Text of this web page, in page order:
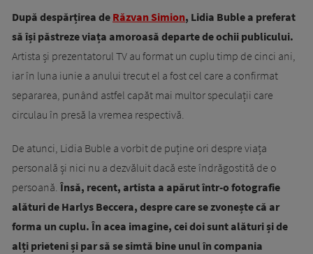
După despărțirea de Răzvan Simion, Lidia Buble a preferat
să își păstreze viața amoroasă departe de ochii publicului.
Artista și prezentatorul TV au format un cuplu timp de cinci ani,
iar în luna iunie a anului trecut el a fost cel care a confirmat
separarea, punând astfel capăt mai multor speculații care
circulau în presă la vremea respectivă.
De atunci, Lidia Buble a vorbit de puține ori despre viața
personală și nici nu a dezvăluit dacă este îndrăgostită de o
persoană. Însă, recent, artista a apărut într-o fotografie
alături de Harlys Beccera, despre care se zvonește că ar
forma un cuplu. În acea imagine, cei doi sunt alături și de
alți prieteni și par să se simtă bine unul în compania